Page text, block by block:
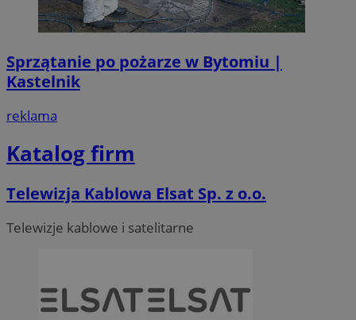
Sprzątanie po pożarze w Bytomiu |
Kastelnik
reklama
Katalog firm
Telewizja Kablowa Elsat Sp. z o.o.
Telewizje kablowe i satelitarne